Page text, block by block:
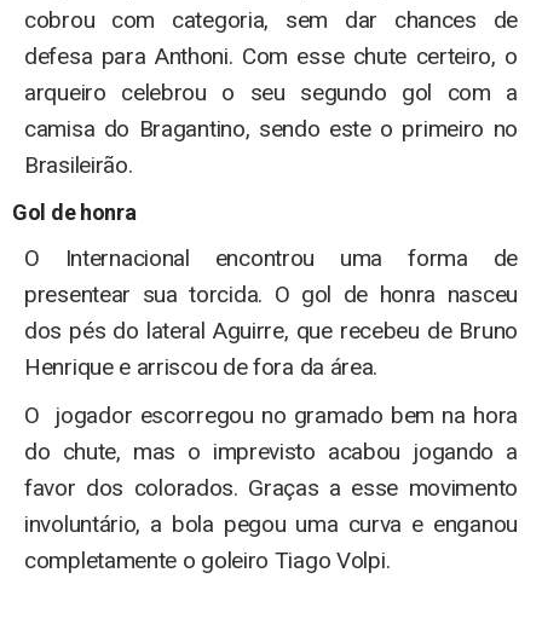
cobrou com categoria, sem dar chances de
defesa para Anthoni. Com esse chute certeiro, o
arqueiro celebrou o seu segundo gol com a
camisa do Bragantino, sendo este o primeiro no
Brasileirão.
Gol de honra
O Internacional encontrou uma forma de
presentear sua torcida. O gol de honra nasceu
dos pés do lateral Aguirre, que recebeu de Bruno
Henrique e arriscou de fora da área.
O jogador escorregou no gramado bem na hora
do chute, mas o imprevisto acabou jogando a
favor dos colorados. Graças a esse movimento
involuntário, a bola pegou uma curva e enganou
completamente o goleiro Tiago Volpi.